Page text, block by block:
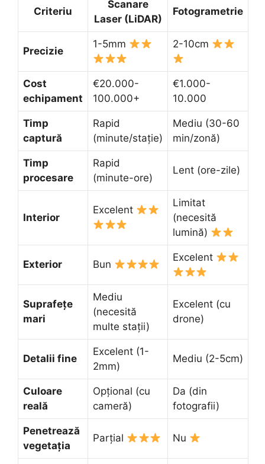
Criteriu
Scanare
Laser (LiDAR)
Fotogrametrie
Precizie
1-5mm 2-10cm
Cost
echipament
€20.000-
100.000+
€1.000-
10.000
Timp
captură
Rapid
(minute/stație)
Mediu (30-60
min/zonă)
Timp
procesare
Rapid
(minute-ore)
Lent (ore-zile)
Interior
Excelent
Limitat
(necesită
lumină)
Exterior Bun
Excelent
Suprafețe
mari
Mediu
(necesită
multe stații)
Excelent (cu
drone)
Detalii fine
Excelent (1-
2mm)
Mediu (2-5cm)
Culoare
reală
Opțional (cu
cameră)
Da (din
fotografii)
Penetrează
vegetația
Parțial Nu